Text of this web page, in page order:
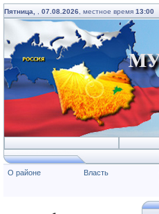
Пятница, 07.08.2026 , местное время 13:00
О районе Власть